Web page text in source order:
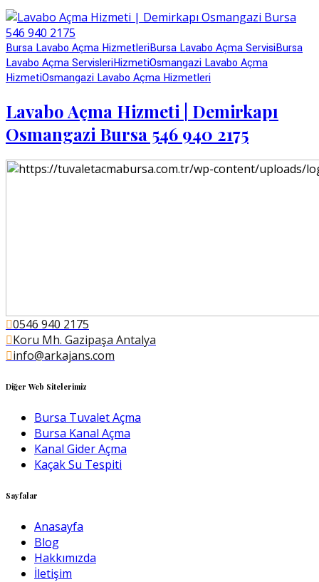
Bursa Lavabo Açma HizmetleriBursa Lavabo Açma ServisiBursa
Lavabo Açma ServisleriHizmetiOsmangazi Lavabo Açma
HizmetiOsmangazi Lavabo Açma Hizmetleri
Lavabo Açma Hizmeti | Demirkapı
Osmangazi Bursa 546 940 2175
0546 940 2175
Koru Mh. Gazipaşa Antalya
info@arkajans.com
Diğer Web Sitelerimiz
Bursa Tuvalet Açma
Bursa Kanal Açma
Kanal Gider Açma
Kaçak Su Tespiti
Sayfalar
Anasayfa
Blog
Hakkımızda
İletişim